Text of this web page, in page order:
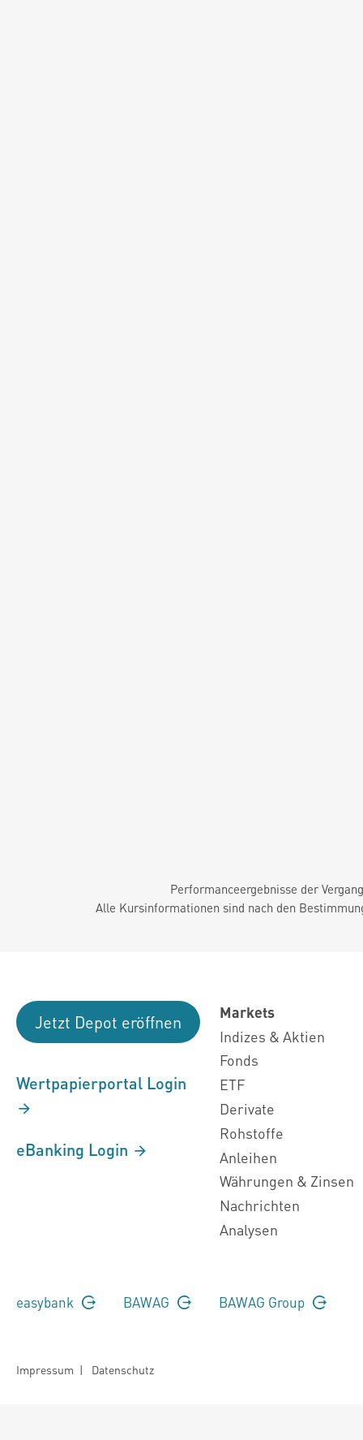
Performanceergebnisse der
Alle Kursinformationen sind nach den
Jetzt Depot eröffnen
Wertpapierportal Login
eBanking Login
Markets
Indizes & Aktien
Fonds
ETF
Derivate
Rohstoffe
Anleihen
Währungen & Zinsen
Nachrichten
Analysen
easybank BAWAG BAWAG Group
Impressum | Datenschutz